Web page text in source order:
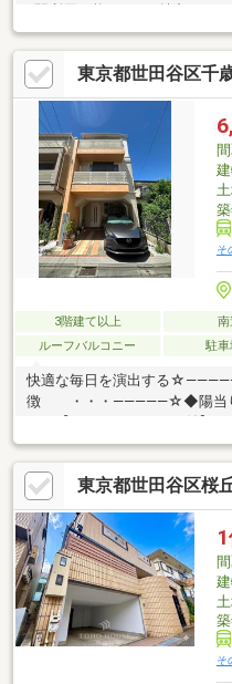
あり、自然光がたっぷりと降
え、約3.9帖の納戸があり、室
ッチンには食器洗乾燥機や浄水
す。・浴室には追い焚き機能
周辺環境■・サミットストア
小学校 徒歩7分■リフォーム情
了済。・ハウスクリーニング済
東京都世田谷区千
そ
3階建て以上 南
ルーフバルコニー
駐車
快適な毎日を演出する
徴 ・・・―――――☆◆陽当り良
した【ルーフバルコニー付】
園徒歩１分・小中学校や買い
◆LDK約１６．７帖には床暖房
み（２０１８年１１月）まずは
す！☆―――――・・・
東京都世田谷区桜
そ